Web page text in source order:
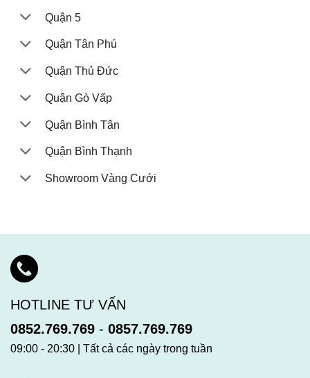
Quận 5
Quận Tân Phú
Quận Thủ Đức
Quận Gò Vấp
Quận Bình Tân
Quận Bình Thạnh
Showroom Vàng Cưới
HOTLINE TƯ VẤN
0852.769.769 - 0857.769.769
09:00 - 20:30 | Tất cả các ngày trong tuần